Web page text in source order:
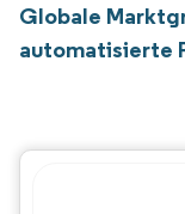
Globale
automatisierte